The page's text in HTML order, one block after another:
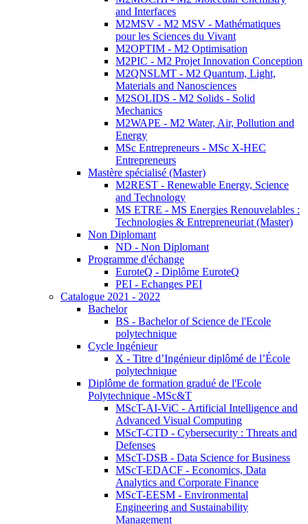
and Interfaces
M2MSV - M2 MSV - Mathématiques
pour les Sciences du Vivant
M2OPTIM - M2 Optimisation
M2PIC - M2 Projet Innovation Conception
M2QNSLMT - M2 Quantum, Light,
Materials and Nanosciences
M2SOLIDS - M2 Solids - Solid
Mechanics
M2WAPE - M2 Water, Air, Pollution and
Energy
MSc Entrepreneurs - MSc X-HEC
Entrepreneurs
Mastère spécialisé (Master)
M2REST - Renewable Energy, Science
and Technology
MS ETRE - MS Energies Renouvelables :
Technologies & Entrepreneuriat (Master)
Non Diplomant
ND - Non Diplomant
Programme d'échange
EuroteQ - Diplôme EuroteQ
PEI - Echanges PEI
Catalogue 2021 - 2022
Bachelor
BS - Bachelor of Science de l'Ecole
polytechnique
Cycle Ingénieur
X - Titre d’Ingénieur diplômé de l’École
polytechnique
Diplôme de formation gradué de l'Ecole
Polytechnique -MSc&T
MScT-AI-ViC - Artificial Intelligence and
Advanced Visual Computing
MScT-CTD - Cybersecurity : Threats and
Defenses
MScT-DSB - Data Science for Business
MScT-EDACF - Economics, Data
Analytics and Corporate Finance
MScT-EESM - Environmental
Engineering and Sustainability
Management